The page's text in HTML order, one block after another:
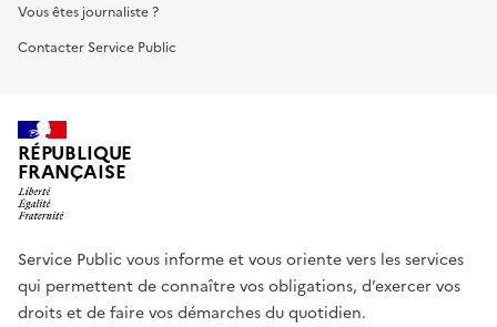
Vous êtes journaliste ?
Contacter Service Public
RÉPUBLIQUE
FRANÇAISE
Service Public vous informe et vous oriente vers les services
qui permettent de connaître vos obligations, d’exercer vos
droits et de faire vos démarches du quotidien.